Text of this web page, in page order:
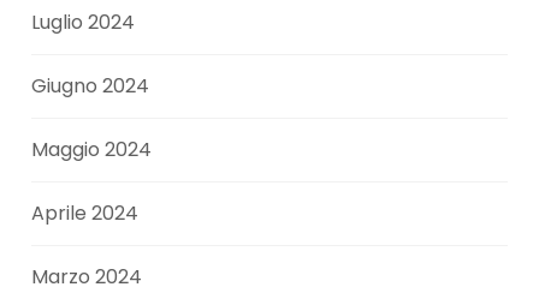
Luglio 2024
Giugno 2024
Maggio 2024
Aprile 2024
Marzo 2024